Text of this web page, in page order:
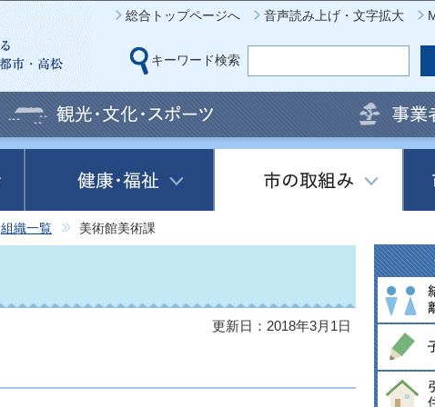
このページの本文へ移動
総合トップページへ 音声読み上げ・文字拡大
キーワード検索
組織一覧 美術館美術課
更新日：2018年3月1日